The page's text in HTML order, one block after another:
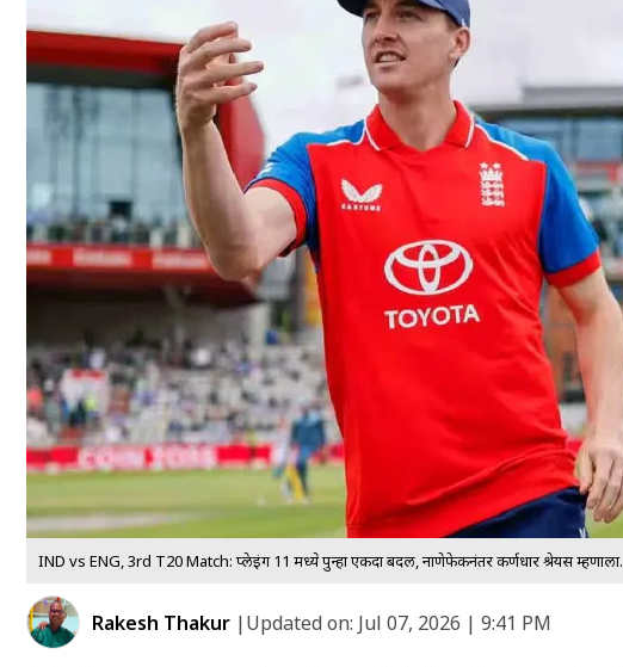
IND vs ENG, 3rd T20 Match: प्लेइंग 11 मध्ये पुन्हा एकदा बदल, नाणेफेकीनंतर कर्णधार श्रेयस
Rakesh Thakur |Updated on: Jul 07, 2026 | 9:41 PM